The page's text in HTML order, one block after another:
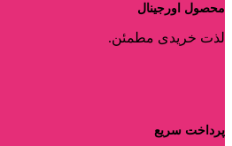
محصول اورجینال
لذت خریدی مطمئن.
پرداخت سریع